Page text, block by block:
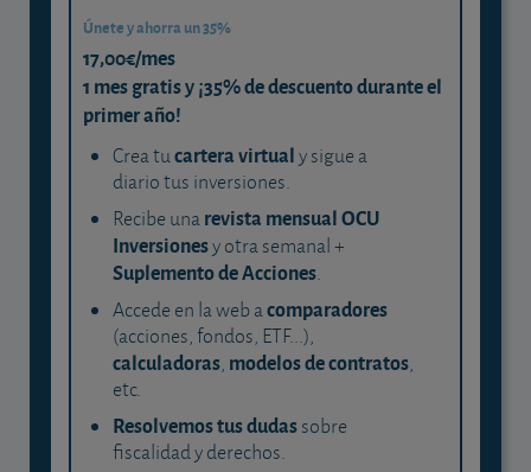
Únete y ahorra un 35%
17,00€/mes
1 mes gratis y ¡35% de descuento durante el
primer año!
Crea tucartera virtualy sigue a
diario tus inversiones.
Recibe unarevista mensual OCU
Inversionesy otra semanal +
Suplemento de Acciones.
Accede en la web acomparadores
(acciones, fondos, ETF...),
calculadoras, modelos de contratos,
etc.
Resolvemos tus dudassobre
fiscalidad y derechos.